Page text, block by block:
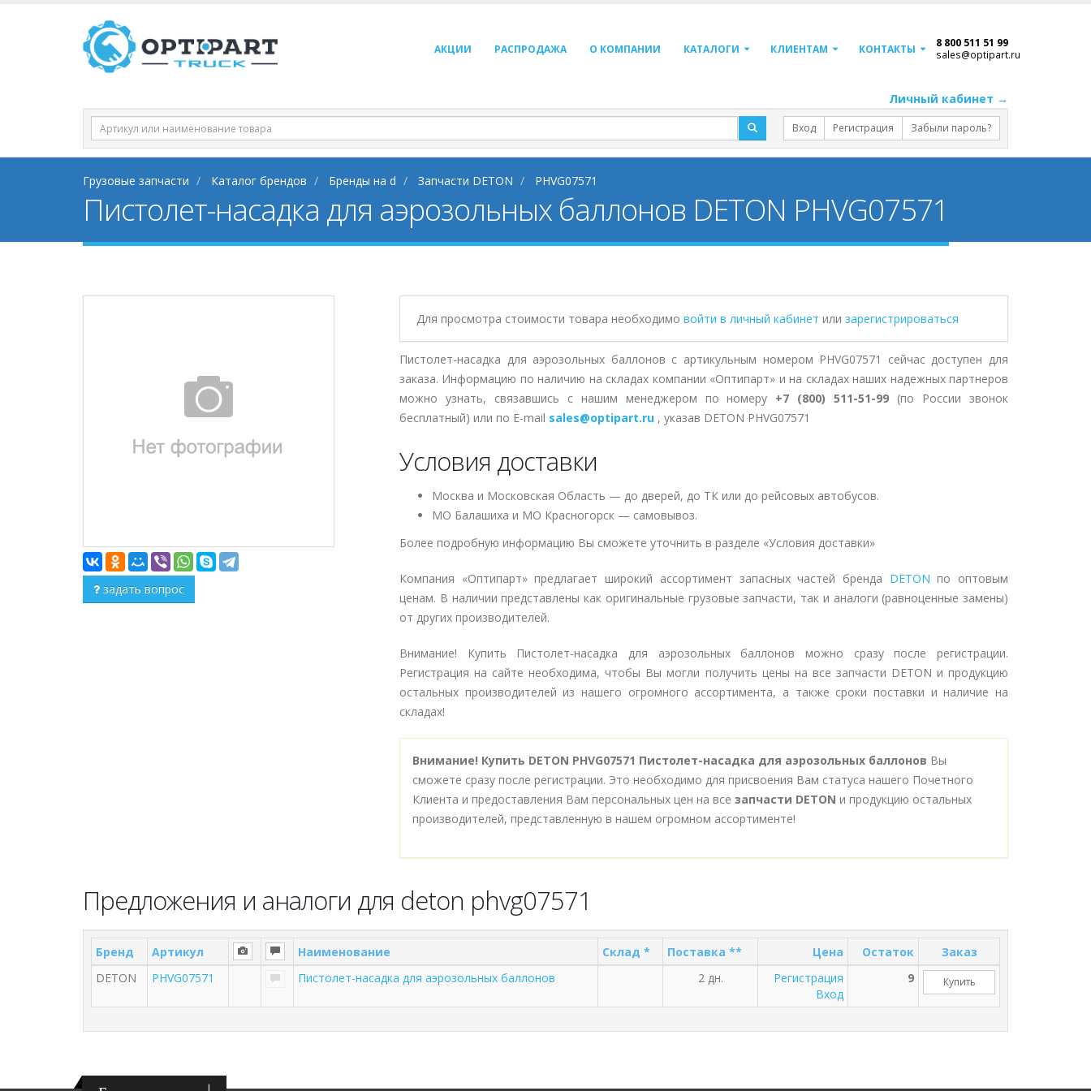
АКЦИИ РАСПРОДАЖА О КОМПАНИИ КАТАЛОГИ КЛИЕНТАМ КОНТАКТЫ 8 800 511 51 99
sales@optipart.ru
Личный кабинет →
Вход Регистрация Забыли пароль?
Грузовые запчасти Каталог брендов Бренды на d Запчасти DETON PHVG07571
Пистолет-насадка для аэрозольных баллонов DETON PHVG07571
задать вопрос
Для просмотра стоимости товара необходимо войти в личный кабинет или зарегистрироваться
Пистолет-насадка для аэрозольных баллонов с артикульным номером PHVG07571 сейчас доступен для
заказа. Информацию по наличию на складах компании «Оптипарт» и на складах наших надежных партнеров
можно узнать, связавшись с нашим менеджером по номеру +7 (800) 511-51-99 (по России звонок
бесплатный) или по E-mail sales@optipart.ru , указав DETON PHVG07571
Условия доставки
Москва и Московская Область — до дверей, до ТК или до рейсовых автобусов.
МО Балашиха и МО Красногорск — самовывоз.
Более подробную информацию Вы сможете уточнить в разделе «Условия доставки»
Компания «Оптипарт» предлагает широкий ассортимент запасных частей бренда DETON по оптовым
ценам. В наличии представлены как оригинальные грузовые запчасти, так и аналоги (равноценные замены)
от других производителей.
Внимание! Купить Пистолет-насадка для аэрозольных баллонов можно сразу после регистрации.
Регистрация на сайте необходима, чтобы Вы могли получить цены на все запчасти DETON и продукцию
остальных производителей из нашего огромного ассортимента, а также сроки поставки и наличие на
складах!
Внимание! Купить DETON PHVG07571 Пистолет-насадка для аэрозольных баллонов Вы
сможете сразу после регистрации. Это необходимо для присвоения Вам статуса нашего Почетного
Клиента и предоставления Вам персональных цен на все запчасти DETON и продукцию остальных
производителей, представленную в нашем огромном ассортименте!
Предложения и аналоги для deton phvg07571
Бренд Артикул Наименование Склад * Поставка ** Цена Остаток
Заказ
DETON
PHVG07571 Пистолет-насадка для аэрозольных баллонов 2 дн.
Регистрация
Вход
9 Купить